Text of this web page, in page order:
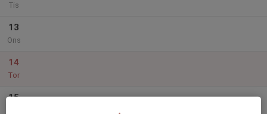
Tis
13
Ons
14
Tor
15